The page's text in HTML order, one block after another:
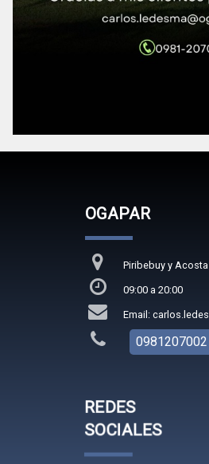
OGAPAR
Piribebuy y Acosta
09:00 a 20:00
Email:
0981207002
REDES
SOCIALES